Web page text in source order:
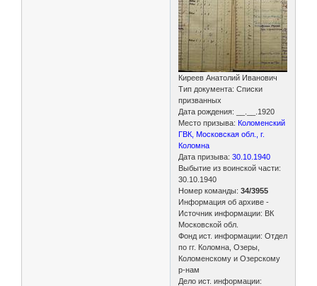
Киреев Анатолий Иванович
Тип документа: Списки
призванных
Дата рождения: __.__.1920
Место призыва: Коломенский
ГВК, Московская обл., г.
Коломна
Дата призыва:30.10.1940
Выбытие из воинской части:
30.10.1940
Номер команды:34/3955
Информация об архиве -
Источник информации: ВК
Московской обл.
Фонд ист. информации: Отдел
по гг. Коломна, Озеры,
Коломенскому и Озерскому
р-нам
Дело ист. информации: